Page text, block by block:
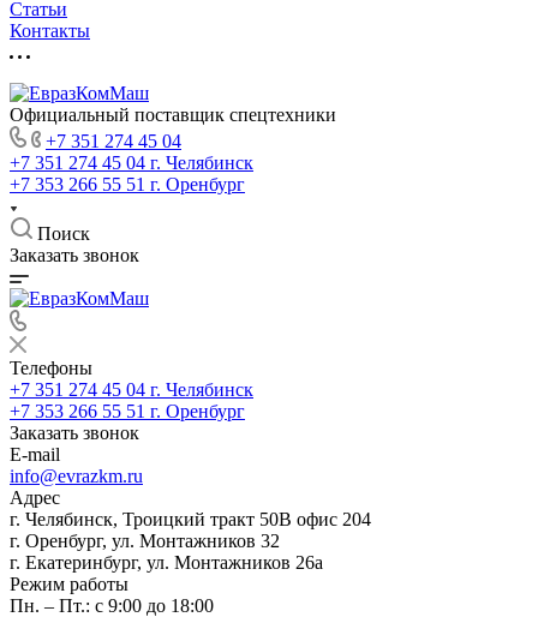
Статьи
Контакты
Официальный поставщик спецтехники
+7 351 274 45 04
+7 351 274 45 04 г. Челябинск
+7 353 266 55 51 г. Оренбург
Поиск
Заказать звонок
Телефоны
+7 351 274 45 04 г. Челябинск
+7 353 266 55 51 г. Оренбург
Заказать звонок
E-mail
info@evrazkm.ru
Адрес
г. Челябинск, Троицкий тракт 50В офис 204
г. Оренбург, ул. Монтажников 32
г. Екатеринбург, ул. Монтажников 26а
Режим работы
Пн. – Пт.: с 9:00 до 18:00